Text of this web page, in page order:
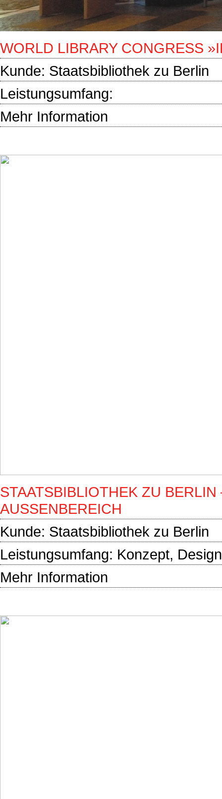
WORLD LIBRARY CONGRESS
Kunde: Staatsbibliothek zu Berlin
Leistungsumfang:
Mehr Information
STAATSBIBLIOTHEK ZU
AUSSENBEREICH
Kunde: Staatsbibliothek zu Berlin
Leistungsumfang: Konzept,
Mehr Information